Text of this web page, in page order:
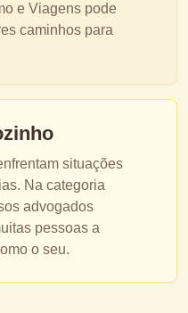
e Viagenspode
caminhos para
situações
Na categoria
advogados
pessoas a
o seu.